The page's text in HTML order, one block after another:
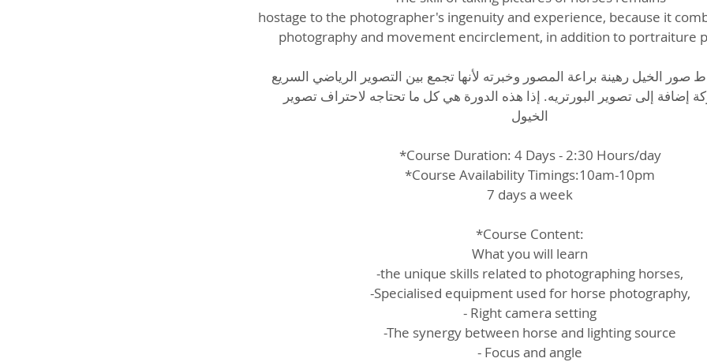
hostage to the photographer's ingenuity and experience, because it
photography and movement encirclement, in addition to portraiture
إضافة إلى تصوير البورتريه. إذا هذه الدورة هي كل ما تحتاجه لاحتراف تصوير
الخيول
*Course Duration: 4 Days - 2:30 Hours/day
*Course Availability Timings:10am-10pm
7 days a week
*Course Content:
What you will learn
-the unique skills related to photographing horses,
-Specialised equipment used for horse photography,
- Right camera setting
-The synergy between horse and lighting source
- Focus and angle